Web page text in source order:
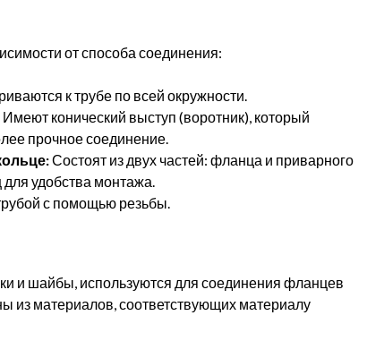
от способа соединения:
к трубе по всей окружности.
Имеют конический выступ (воротник), который
прочное соединение.
Состоят из двух частей: фланца и приварного
удобства монтажа.
с помощью резьбы.
и шайбы, используются для соединения фланцев
из материалов, соответствующих материалу